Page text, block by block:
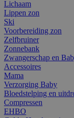
Lichaam
Lippen zon
Ski
Voorbereiding zon
Zelfbruiner
Zonnebank
Zwangerschap en
Accessoires
Mama
Verzorging Baby
Bloedstelping en
Compressen
EHBO